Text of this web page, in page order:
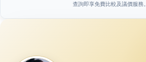
查詢即享免費比較及議價服務。